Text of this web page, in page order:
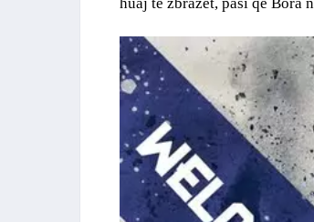
huaj të zbrazët, pasi që Bora